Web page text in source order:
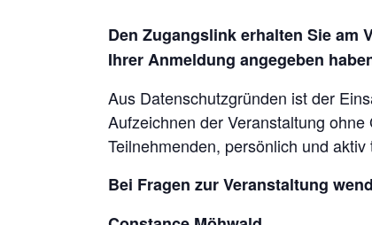
Den Zugangslink erhalten Sie am
Ihrer Anmeldung angegeben
Aus Datenschutzgründen ist der
Aufzeichnen der Veranstaltung
Teilnehmenden, persönlich und aktiv
Bei Fragen zur Veranstaltung